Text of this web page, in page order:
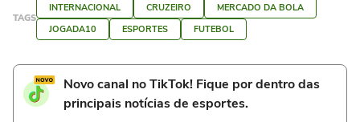
TAGS
INTERNACIONAL CRUZEIRO
MERCADO DA BOLA
JOGADA10
ESPORTES FUTEBOL
Novo canal no TikTok! Fique por dentro das
principais notícias de esportes.